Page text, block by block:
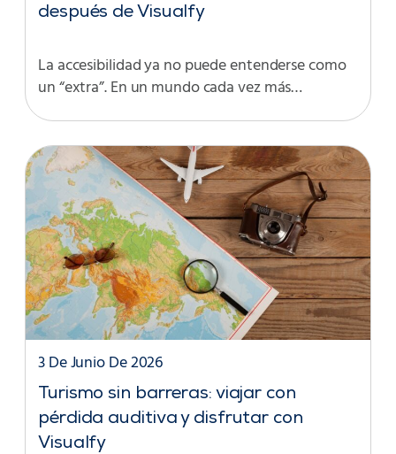
después de Visualfy
La accesibilidad ya no puede entenderse como
un “extra”. En un mundo cada vez más…
Turismo sin barreras: viajar con
pérdida auditiva y disfrutar con
Visualfy
3 De Junio De 2026